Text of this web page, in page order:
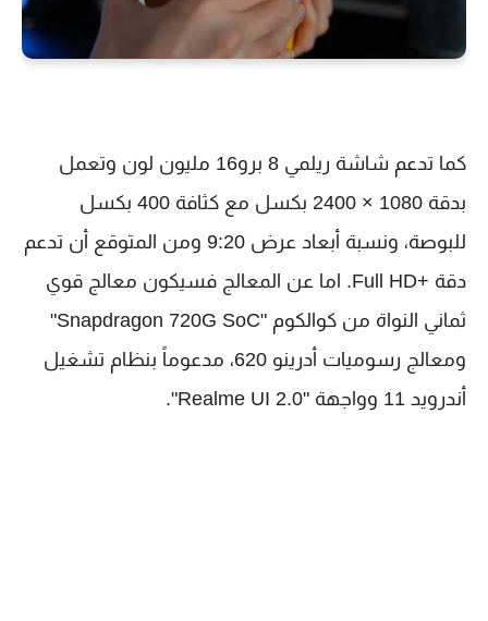
كما تدعم شاشة ريلمي 8 برو16 مليون لون وتعمل
بدقة 1080 × 2400 بكسل مع كثافة 400 بكسل
للبوصة، ونسبة أبعاد عرض 9:20 ومن المتوقع أن تدعم
دقة +Full HD. اما عن المعالج فسيكون معالج قوي
ثماني النواة من كوالكوم "Snapdragon 720G SoC"
ومعالج رسوميات أدرينو 620، مدعوماً بنظام تشغيل
أندرويد 11 وواجهة "Realme UI 2.0".